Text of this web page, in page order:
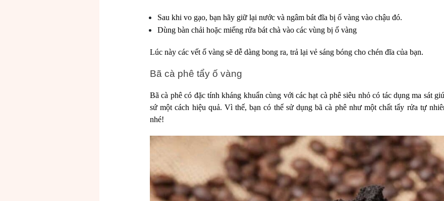
Sau khi vo gạo, bạn hãy giữ lại nước và ngâm bát đĩa bị ố vàng vào chậu đó.
Dùng bàn chải hoặc miếng rửa bát chà vào các vùng bị ố vàng
Lúc này các vết ố vàng sẽ dễ dàng bong ra, trả lại vẻ sáng bóng cho chén đĩa của bạn.
Bã cà phê tẩy ố vàng
Bã cà phê có đặc tính kháng khuẩn cùng với các hạt cà phê siêu nhỏ có tác dụng ma sát
sứ một cách hiệu quả. Vì thế, bạn có thể sử dụng bã cà phê như một chất tẩy rửa tự
nhé!